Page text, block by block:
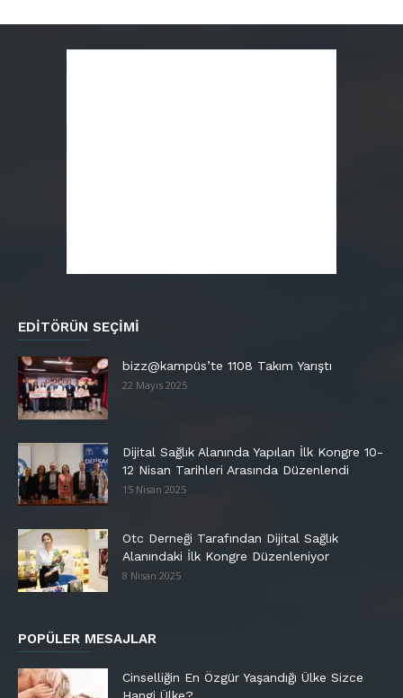
EDITÖRÜN SEÇIMI
bizz@kampüs’te 1108 Takım Yarıştı
22 Mayıs 2025
Dijital Sağlık Alanında Yapılan İlk Kongre 10-
12 Nisan Tarihleri Arasında Düzenlendi
15 Nisan 2025
Otc Derneği Tarafından Dijital Sağlık
Alanındaki İlk Kongre Düzenleniyor
8 Nisan 2025
POPÜLER MESAJLAR
Cinselliğin En Özgür Yaşandığı Ülke Sizce